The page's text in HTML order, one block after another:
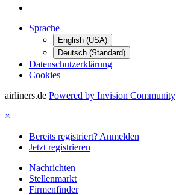
Sprache
English (USA)
Deutsch (Standard)
Datenschutzerklärung
Cookies
airliners.de Powered by Invision Community
×
Bereits registriert? Anmelden
Jetzt registrieren
Nachrichten
Stellenmarkt
Firmenfinder